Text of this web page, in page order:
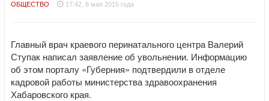
ОБЩЕСТВО 17:42, 6 мая 2015 года
Главный врач краевого перинатального центра Валерий
Ступак написал заявление об увольнении. Информацию
об этом порталу «Губерния» подтвердили в отделе
кадровой работы министерства здравоохранения
Хабаровского края.